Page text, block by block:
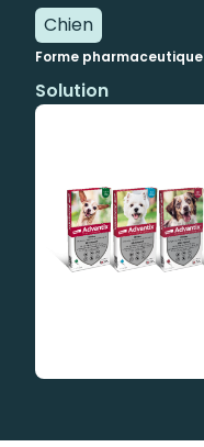
Chien
Forme pharmaceutique
Solution